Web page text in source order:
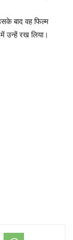
बाद वह फिल्म
उन्हें रख लिया।